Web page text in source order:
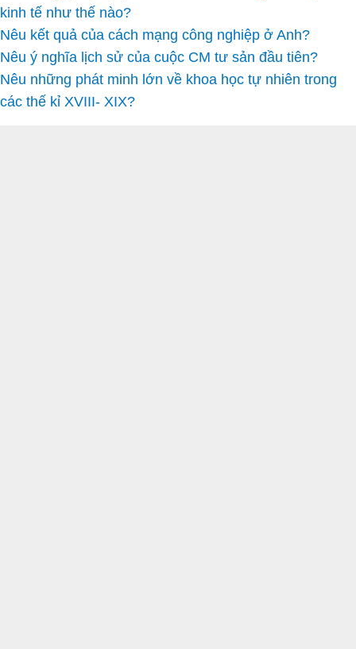
kinh tế như thế nào?
Nêu kết quả của cách mạng công nghiệp ở Anh?
Nêu ý nghĩa lịch sử của cuộc CM tư sản đầu tiên?
Nêu những phát minh lớn về khoa học tự nhiên trong
các thế kỉ XVIII- XIX?